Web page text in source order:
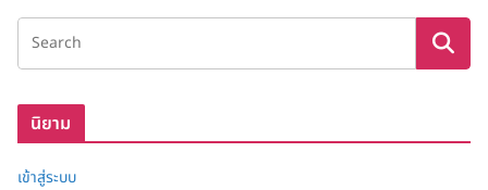
ง
ก็
นิยาม
เข้าสู่ระบบ